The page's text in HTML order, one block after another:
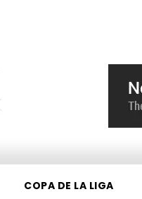
COPA DE LA LIGA